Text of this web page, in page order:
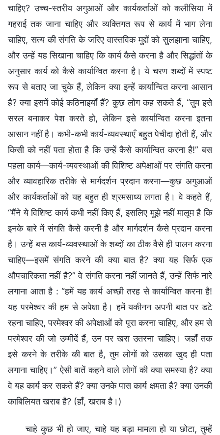
चाहिए? उच्च-स्तरीय अगुआओं और कार्यकर्ताओं को कलीसिया में
गहराई तक जाना चाहिए और व्यक्तिगत रूप से कार्य में भाग लेना
चाहिए, सत्य की संगति के जरिए वास्तविक मुद्दों को सुलझाना चाहिए,
और उन्हें यह सिखाना चाहिए कि कार्य कैसे करना है और सिद्धांतों के
अनुसार कार्य को कैसे कार्यान्वित करना है। ये चरण शब्दों में स्पष्ट
रूप से बताए जा चुके हैं, लेकिन क्या इन्हें कार्यान्वित करना आसान
है? क्या इसमें कोई कठिनाइयाँ हैं? कुछ लोग कह सकते हैं, “तुम इसे
सरल बनाकर पेश करते हो, लेकिन इसे कार्यान्वित करना इतना
आसान नहीं है। कभी-कभी कार्य-व्यवस्थाएँ बहुत पेचीदा होती हैं, और
किसी को नहीं पता होता है कि उन्हें कैसे कार्यान्वित करना है!” बस
पहला कार्य—कार्य-व्यवस्थाओं की विशिष्ट अपेक्षाओं पर संगति करना
और व्यावहारिक तरीके से मार्गदर्शन प्रदान करना—कुछ अगुआओं
और कार्यकर्ताओं को यह बहुत ही श्रमसाध्य लगता है। वे कहते हैं,
“मैंने ये विशिष्ट कार्य कभी नहीं किए हैं, इसलिए मुझे नहीं मालूम है कि
इनके बारे में संगति कैसे करनी है और मार्गदर्शन कैसे प्रदान करना
है। उन्हें बस कार्य-व्यवस्थाओं के शब्दों का ठीक वैसे ही पालन करना
चाहिए—इसमें संगति करने की क्या बात है? क्या यह सिर्फ एक
औपचारिकता नहीं है?” वे संगति करना नहीं जानते हैं, उन्हें सिर्फ नारे
लगाना आता है : “हमें यह कार्य अच्छी तरह से कार्यान्वित करना है!
यह परमेश्वर की हम से अपेक्षा है। हमें यकीनन अपनी बात पर डटे
रहना चाहिए, परमेश्वर की अपेक्षाओं को पूरा करना चाहिए, और हम से
परमेश्वर की जो उम्मीदें हैं, उन पर खरा उतरना चाहिए। जहाँ तक
इसे करने के तरीके की बात है, तुम लोगों को उसका खुद ही पता
लगाना चाहिए।” ऐसी बातें कहने वाले लोगों की क्या समस्या है? क्या
वे यह कार्य कर सकते हैं? क्या उनके पास कार्य क्षमता है? क्या उनकी
काबिलियत खराब है? (हाँ, खराब है।)
चाहे कुछ भी हो जाए, चाहे यह बड़ा मामला हो या छोटा, तुम्हें